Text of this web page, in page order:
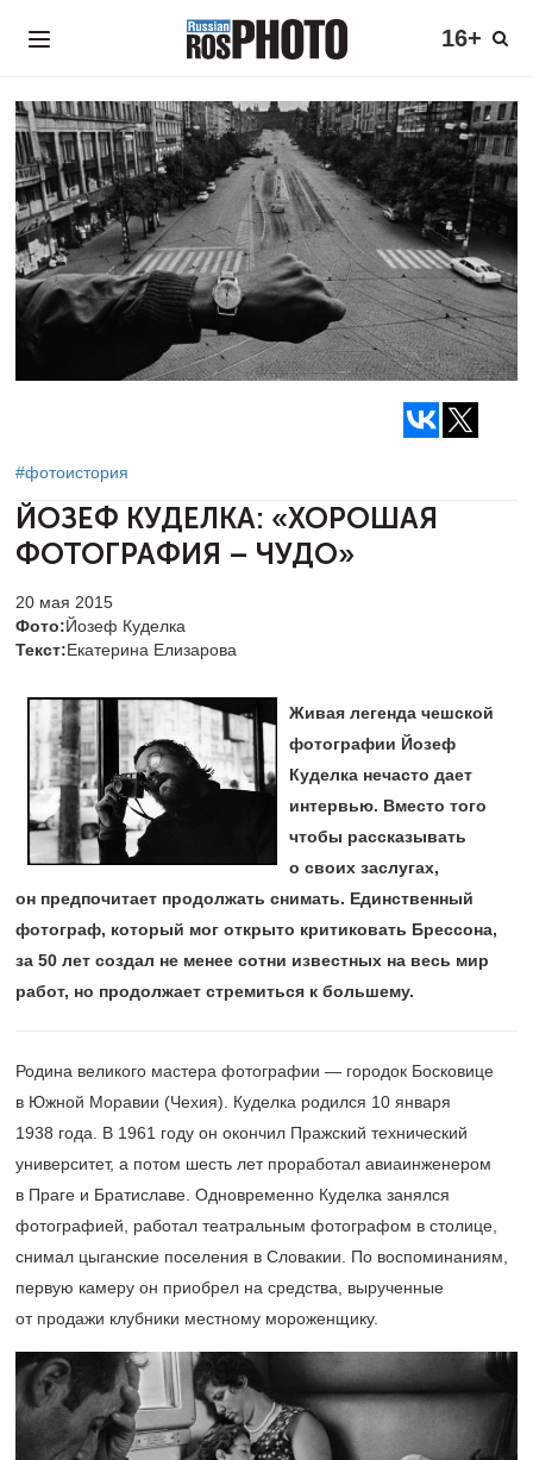
16+
#фотоистория
ЙОЗЕФ КУДЕЛКА: «ХОРОШАЯ
ФОТОГРАФИЯ – ЧУДО»
20 мая 2015
Фото:Йозеф Куделка
Текст:Екатерина Елизарова
Живая легенда чешской
фотографии Йозеф
Куделка нечасто дает
интервью. Вместо того
чтобы рассказывать
о своих заслугах,
он предпочитает продолжать снимать. Единственный
фотограф, который мог открыто критиковать Брессона,
за 50 лет создал не менее сотни известных на весь мир
работ, но продолжает стремиться к большему.
Родина великого мастера фотографии — городок Босковице
в Южной Моравии (Чехия). Куделка родился 10 января
1938 года. В 1961 году он окончил Пражский технический
университет, а потом шесть лет проработал авиаинженером
в Праге и Братиславе. Одновременно Куделка занялся
фотографией, работал театральным фотографом в столице,
снимал цыганские поселения в Словакии. По воспоминаниям,
первую камеру он приобрел на средства, вырученные
от продажи клубники местному мороженщику.